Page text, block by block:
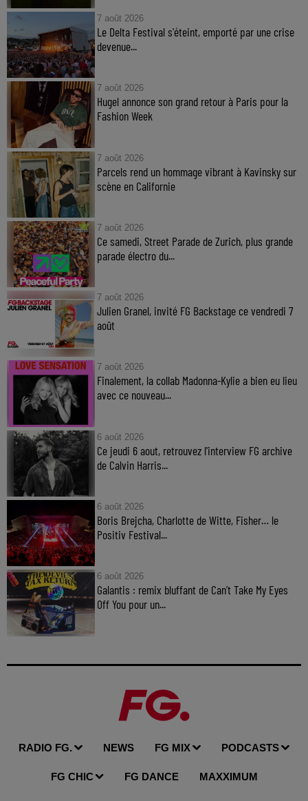
7 août 2026
Le Delta Festival s'éteint, emporté par une crise
devenue...
7 août 2026
Hugel annonce son grand retour à Paris pour la
Fashion Week
7 août 2026
Parcels rend un hommage vibrant à Kavinsky sur
scène en Californie
7 août 2026
Ce samedi, Street Parade de Zurich, plus grande
parade électro du...
7 août 2026
Julien Granel, invité FG Backstage ce vendredi 7
août
7 août 2026
Finalement, la collab Madonna-Kylie a bien eu lieu
avec ce nouveau...
6 août 2026
Ce jeudi 6 aout, retrouvez l'interview FG archive
de Calvin Harris...
6 août 2026
Boris Brejcha, Charlotte de Witte, Fisher… le
Positiv Festival...
6 août 2026
Galantis : remix bluffant de Can’t Take My Eyes
Off You pour un...
RADIO FG. NEWS FG MIX PODCASTS
FG CHIC FG DANCE MAXXIMUM